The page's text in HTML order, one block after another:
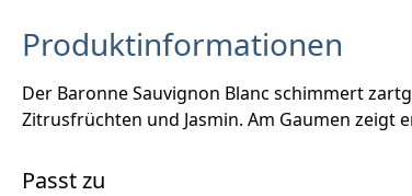
Produktinformationen
Der Baronne Sauvignon Blanc schimmert
Zitrusfrüchten und Jasmin. Am Gaumen zeigt
Passt zu